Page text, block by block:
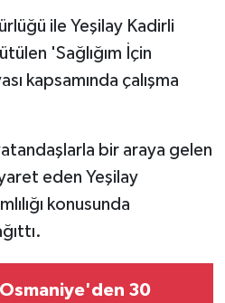
ile Yeşilay Kadirli
'Sağlığım İçin
kapsamında çalışma
bir araya gelen
eden Yeşilay
konusunda
Osmaniye'den 30